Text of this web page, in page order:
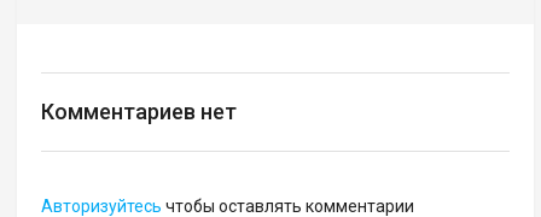
Комментариев нет
Авторизуйтесь чтобы оставлять комментарии